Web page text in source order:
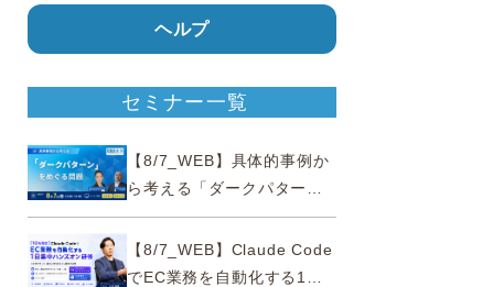
ヘルプ
セミナー一覧
【8/7_WEB】具体的事例か
ら考える「ダークパター
ン」をめぐる問題【薬事法
広告研究所×通販通信
ECMO】
【8/7_WEB】Claude Code
でEC業務を自動化する1日